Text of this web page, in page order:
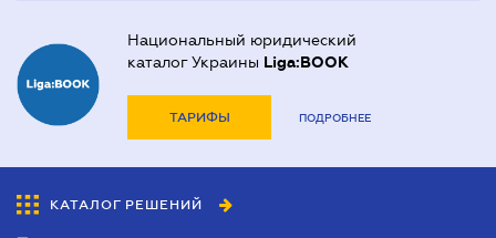
Национальный юридический
каталог Украины Liga:BOOK
ТАРИФЫ ПОДРОБНЕЕ
КАТАЛОГ РЕШЕНИЙ